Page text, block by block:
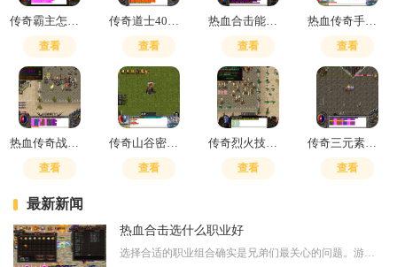
查看 查看 查看 查看
查看 查看 查看 查看
最新新闻
热血合击选什么职业好
选择合适的职业组合确实是兄弟们最关心的问题。游戏重现了经典的战法道铁三角职业体系，每个职业都有自己独特的技能和定位。战士以高攻高防著称，冲锋杀敌只需一刀；法师拥有